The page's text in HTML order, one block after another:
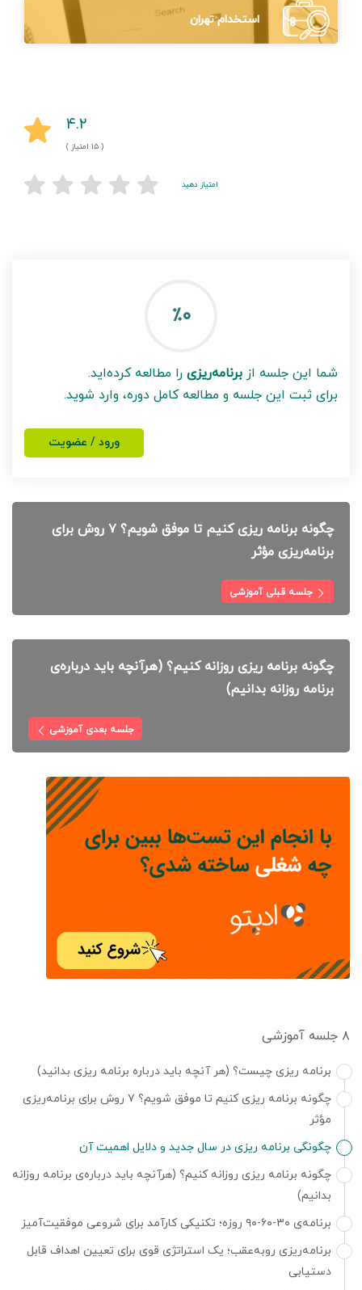
استخدام تهران
۴.۲
( ۱۵ امتیاز )
امتیاز دهید
٪۰
شما این جلسه از برنامه‌ریزی را مطالعه کرده‌اید.
برای ثبت این جلسه و مطالعه کامل دوره، وارد شوید.
ورود / عضویت
چگونه برنامه ریزی کنیم تا موفق شویم؟ ۷ روش برای
برنامه‌ریزی مؤثر
جلسه قبلی آموزشی
چگونه برنامه ریزی روزانه کنیم؟ (هرآنچه باید درباره‌ی
برنامه روزانه بدانیم)
جلسه بعدی آموزشی
۸ جلسه آموزشی
برنامه ریزی چیست؟ (هر آنچه باید درباره برنامه ریزی بدانید)
چگونه برنامه ریزی کنیم تا موفق شویم؟ ۷ روش برای برنامه‌ریزی
مؤثر
چگونگی برنامه ریزی در سال جدید و دلایل اهمیت آن
چگونه برنامه ریزی روزانه کنیم؟ (هرآنچه باید درباره‌ی برنامه روزانه
بدانیم)
برنامه‌‌‌ی ۳۰-۶۰-۹۰ روزه؛ تکنیکی کارآمد برای شروعی موفقیت‌آمیز
برنامه‌ریزی روبه‌عقب؛ یک استراتژی قوی برای تعیین اهداف قابل
دستیابی